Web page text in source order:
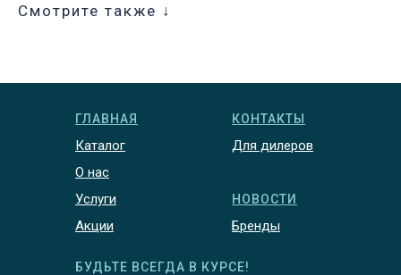
Смотрите также ↓
ГЛАВНАЯ
Каталог
О нас
Услуги
Акции
КОНТАКТЫ
Для дилеров
НОВОСТИ
Бренды
БУДЬТЕ ВСЕГДА В КУРСЕ!